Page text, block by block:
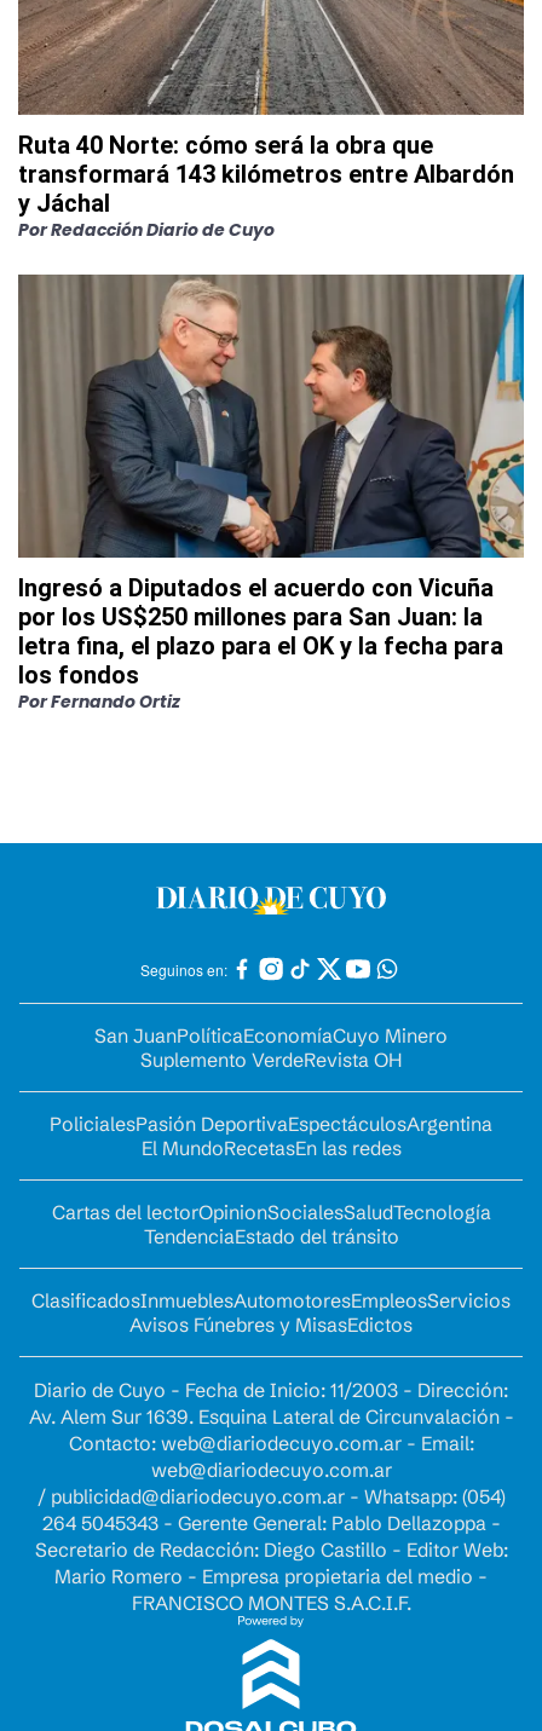
Ruta 40 Norte: cómo será la obra que
transformará 143 kilómetros entre Albardón
y Jáchal
PorRedacción Diario de Cuyo
Ingresó a Diputados el acuerdo con Vicuña
por los US$250 millones para San Juan: la
letra fina, el plazo para el OK y la fecha para
los fondos
PorFernando Ortiz
Seguinos en:
San JuanPolíticaEconomíaCuyo Minero
Suplemento VerdeRevista OH
PolicialesPasión DeportivaEspectáculosArgentina
El MundoRecetasEn las redes
Cartas del lectorOpinionSocialesSaludTecnología
TendenciaEstado del tránsito
ClasificadosInmueblesAutomotoresEmpleosServicios
Avisos Fúnebres y MisasEdictos
Diario de Cuyo - Fecha de Inicio: 11/2003 - Dirección:
Av. Alem Sur 1639. Esquina Lateral de Circunvalación -
Contacto: web@diariodecuyo.com.ar- Email:
web@diariodecuyo.com.ar
/ publicidad@diariodecuyo.com.ar- Whatsapp: (054)
264 5045343 - Gerente General: Pablo Dellazoppa -
Secretario de Redacción: Diego Castillo - Editor Web:
Mario Romero - Empresa propietaria del medio -
FRANCISCO MONTES S.A.C.I.F.